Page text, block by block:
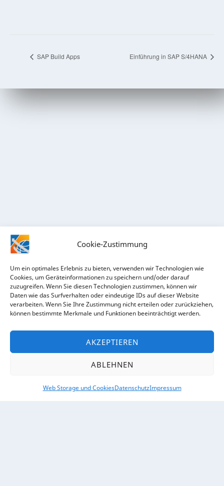
Cookie-Zustimmung
Um ein optimales Erlebnis zu bieten, verwenden wir Technologien wie
Cookies, um Geräteinformationen zu speichern und/oder darauf
zuzugreifen. Wenn Sie diesen Technologien zustimmen, können wir
Daten wie das Surfverhalten oder eindeutige IDs auf dieser Website
verarbeiten. Wenn Sie Ihre Zustimmung nicht erteilen oder zurückziehen,
können bestimmte Merkmale und Funktionen beeinträchtigt werden.
AKZEPTIEREN
ABLEHNEN
Web Storage und CookiesDatenschutzImpressum
SAP Build Apps Einführung in SAP S/4HANA
RECHTLICHES
Impressum
Datenschutz